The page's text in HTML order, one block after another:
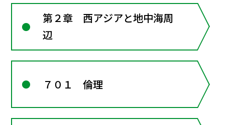
第２章 西アジアと地中海周
辺
７０１ 倫理